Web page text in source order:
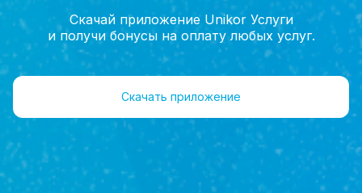
Главная
Федосова
Эльмира Рашитовна
+7(962)547-70-20
Скачай приложение Unikor Услуги
и получи бонусы на оплату любых услуг.
Скачать приложение